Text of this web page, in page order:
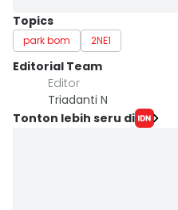
Topics
park bom 2NE1
Editorial Team
Editor
Triadanti N
Tonton lebih seru di